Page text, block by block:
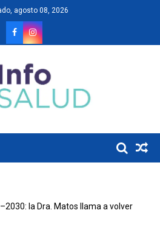
agosto 08, 2026
la Dra. Matos llama a volver